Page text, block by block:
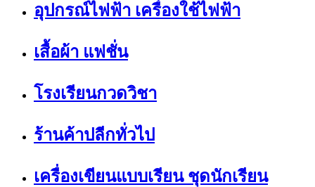
อุปกรณ์ไฟฟ้า เครื่องใช้ไฟฟ้า
เสื้อผ้า แฟชั่น
โรงเรียนกวดวิชา
ร้านค้าปลีกทั่วไป
เครื่องเขียนแบบเรียน ชุดนักเรียน